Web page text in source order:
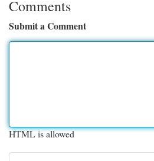
Comments
Submit a Comment
HTML is allowed